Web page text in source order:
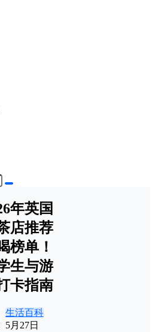
年英国
店推荐
榜单！
生与游
卡指南
生活百科
5月27日